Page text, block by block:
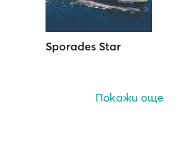
Sporades Star
Покажи още